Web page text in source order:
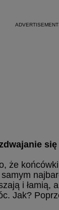
że końcówki
i łamią,
Jak?